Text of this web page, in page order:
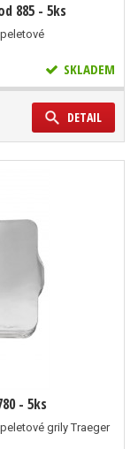
885 - 5ks
SKLADEM
DETAIL
- 5ks
grily Traeger